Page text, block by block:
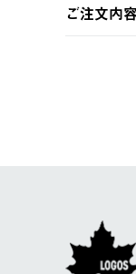
※予約販売
ご注文内